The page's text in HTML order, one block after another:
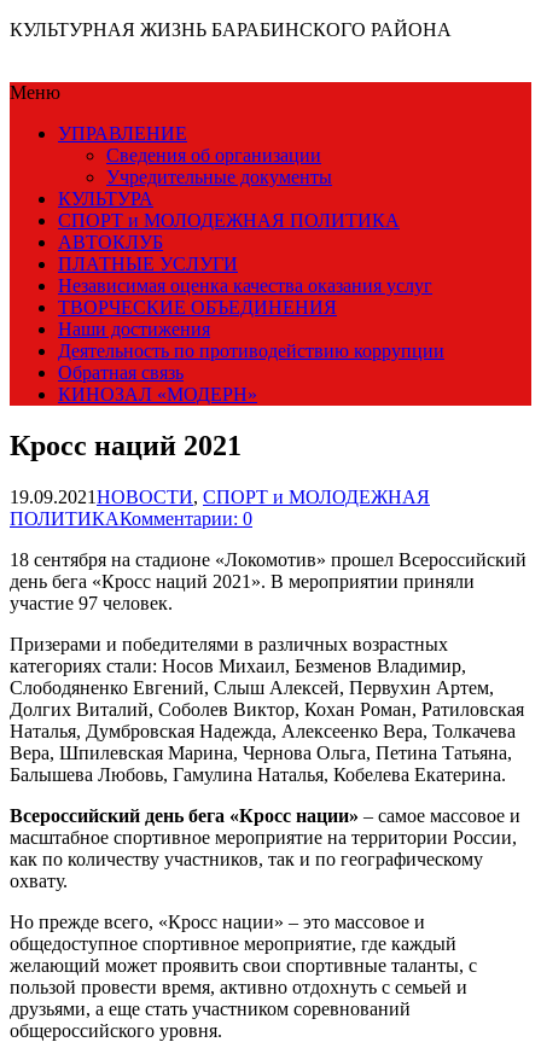
КУЛЬТУРНАЯ ЖИЗНЬ БАРАБИНСКОГО РАЙОНА
Меню
УПРАВЛЕНИЕ
Сведения об организации
Учредительные документы
КУЛЬТУРА
СПОРТ и МОЛОДЕЖНАЯ ПОЛИТИКА
АВТОКЛУБ
ПЛАТНЫЕ УСЛУГИ
Независимая оценка качества оказания услуг
ТВОРЧЕСКИЕ ОБЪЕДИНЕНИЯ
Наши достижения
Деятельность по противодействию коррупции
Обратная связь
КИНОЗАЛ «МОДЕРН»
Кросс наций 2021
19.09.2021НОВОСТИ, СПОРТ и МОЛОДЕЖНАЯ
ПОЛИТИКАКомментарии: 0
18 сентября на стадионе «Локомотив» прошел Всероссийский
день бега «Кросс наций 2021». В мероприятии приняли
участие 97 человек.
Призерами и победителями в различных возрастных
категориях стали: Носов Михаил, Безменов Владимир,
Слободяненко Евгений, Слыш Алексей, Первухин Артем,
Долгих Виталий, Соболев Виктор, Кохан Роман, Ратиловская
Наталья, Думбровская Надежда, Алексеенко Вера, Толкачева
Вера, Шпилевская Марина, Чернова Ольга, Петина Татьяна,
Балышева Любовь, Гамулина Наталья, Кобелева Екатерина.
Всероссийский день бега «Кросс нации» – самое массовое и
масштабное спортивное мероприятие на территории России,
как по количеству участников, так и по географическому
охвату.
Но прежде всего, «Кросс нации» – это массовое и
общедоступное спортивное мероприятие, где каждый
желающий может проявить свои спортивные таланты, с
пользой провести время, активно отдохнуть с семьей и
друзьями, а еще стать участником соревнований
общероссийского уровня.